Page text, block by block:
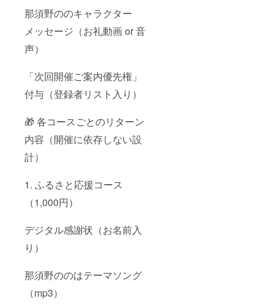
那須野ののキャラクター
メッセージ（お礼動画 or 音
声）
「次回開催ご案内優先権」
付与（登録者リスト入り）
🎁 各コースごとのリターン
内容（開催に依存しない設
計）
1. ふるさと応援コース
（1,000円）
デジタル感謝状（お名前入
り）
那須野ののはテーマソング
（mp3）